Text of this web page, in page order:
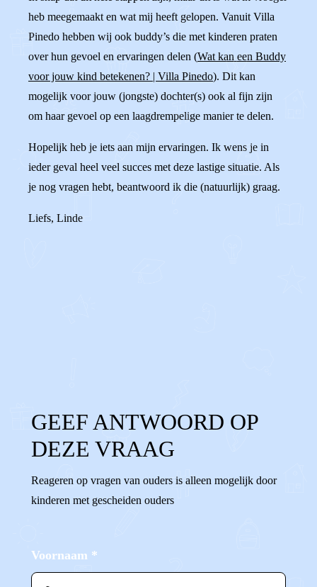
heb meegemaakt en wat mij heeft gelopen. Vanuit Villa
Pinedo hebben wij ook buddy’s die met kinderen praten
over hun gevoel en ervaringen delen (Wat kan een Buddy
voor jouw kind betekenen? | Villa Pinedo). Dit kan
mogelijk voor jouw (jongste) dochter(s) ook al fijn zijn
om haar gevoel op een laagdrempelige manier te delen.
Hopelijk heb je iets aan mijn ervaringen. Ik wens je in
ieder geval heel veel succes met deze lastige situatie. Als
je nog vragen hebt, beantwoord ik die (natuurlijk) graag.
Liefs, Linde
GEEF ANTWOORD OP
DEZE VRAAG
Reageren op vragen van ouders is alleen mogelijk door
kinderen met gescheiden ouders
Voornaam *